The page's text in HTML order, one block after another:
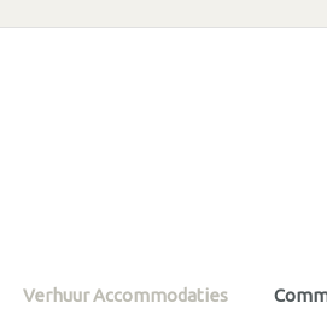
Verhuur Accommodaties